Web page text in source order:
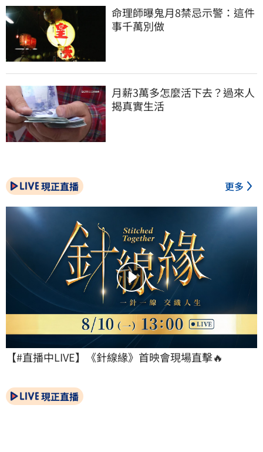
命理師曝鬼月8禁忌示警：這件
事千萬別做
月薪3萬多怎麼活下去？過來人
揭真實生活
現正直播 更多
【#直播中LIVE】《針線緣》首映會現場直擊🔥
現正直播